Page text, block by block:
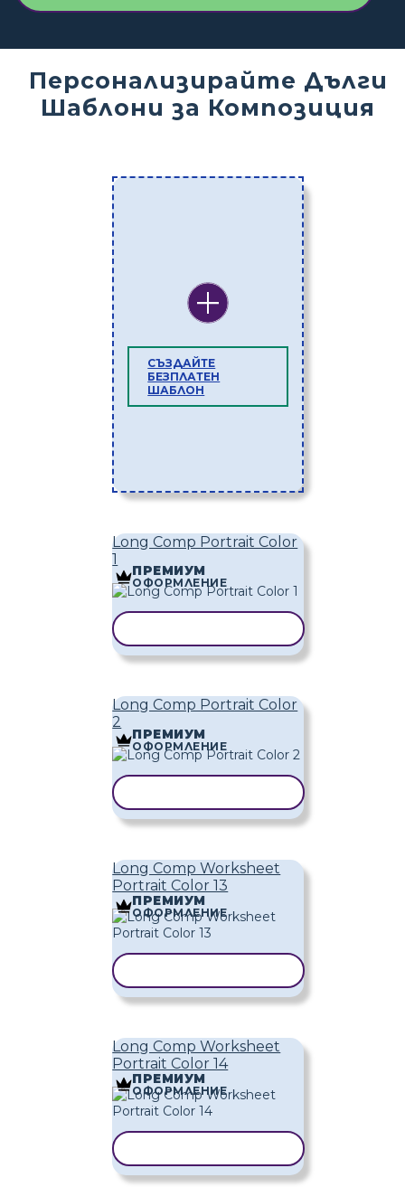
Персонализирайте Дълги
Шаблони за Композиция
СЪЗДАЙТЕ
БЕЗПЛАТЕН
ШАБЛОН
Long Comp Portrait Color
1
ПРЕМИУМ
ОФОРМЛЕНИЕ
Long Comp Portrait Color
2
ПРЕМИУМ
ОФОРМЛЕНИЕ
Long Comp Worksheet
Portrait Color 13
ПРЕМИУМ
ОФОРМЛЕНИЕ
Long Comp Worksheet
Portrait Color 14
ПРЕМИУМ
ОФОРМЛЕНИЕ